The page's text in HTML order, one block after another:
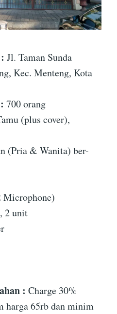
Jl. Taman Sunda
Kec. Menteng, Kota
700 orang
(plus cover),
(Pria & Wanita) ber-
Microphone)
2 unit
: Charge 30%
harga 65rb dan minim